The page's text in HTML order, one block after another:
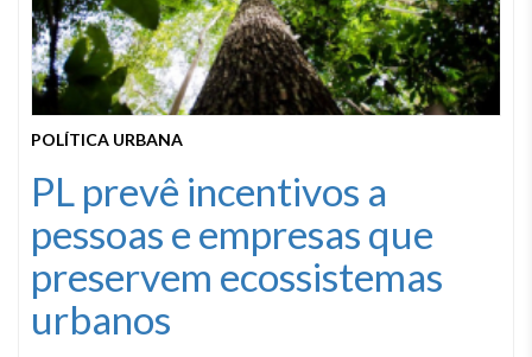
POLÍTICA URBANA
PL prevê incentivos a
pessoas e empresas que
preservem ecossistemas
urbanos